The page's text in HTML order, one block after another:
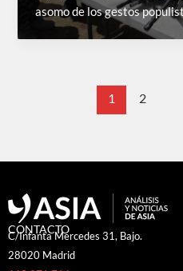
asomo de los gestos
1 2
CONTACTO
C/Infanta Mercedes 31, Bajo.
28020 Madrid